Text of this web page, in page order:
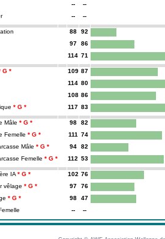
--
--
-- --
88
92
97
86
114 71
109 87
114 80
108 86
117 83
Mâle 98
82
Femelle
111
74
Mâle
94
82
Femelle
112 53
IA 102 76
vêlage
97
76
98
47
-- --